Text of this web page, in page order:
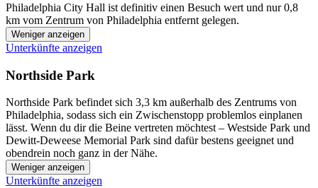
Philadelphia City Hall ist definitiv einen Besuch wert und nur 0,8
km vom Zentrum von Philadelphia entfernt gelegen.
Weniger anzeigen
Unterkünfte anzeigen
Northside Park
Northside Park befindet sich 3,3 km außerhalb des Zentrums von
Philadelphia, sodass sich ein Zwischenstopp problemlos einplanen
lässt. Wenn du dir die Beine vertreten möchtest – Westside Park und
Dewitt-Deweese Memorial Park sind dafür bestens geeignet und
obendrein noch ganz in der Nähe.
Weniger anzeigen
Unterkünfte anzeigen